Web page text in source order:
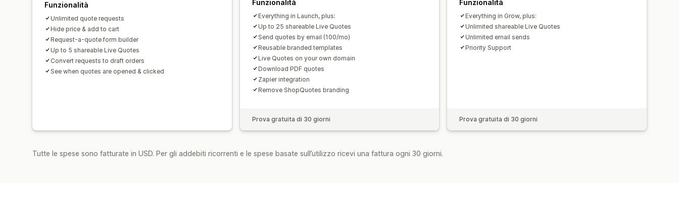
Funzionalità
Unlimited quote requests
Hide price & add to cart
Request-a-quote form builder
Up to 5 shareable Live Quotes
Convert requests to draft orders
See when quotes are opened & clicked
Funzionalità
Everything in Launch, plus:
Up to 25 shareable Live Quotes
Send quotes by email (100/mo)
Reusable branded templates
Live Quotes on your own domain
Download PDF quotes
Zapier integration
Remove ShopQuotes branding
Prova gratuita di 30 giorni
Funzionalità
Everything in Grow, plus:
Unlimited shareable Live Quotes
Unlimited email sends
Priority Support
Prova gratuita di 30 giorni
Tutte le spese sono fatturate in USD. Per gli addebiti ricorrenti e le spese basate sull’utilizzo ricevi una fattura ogni 30 giorni.